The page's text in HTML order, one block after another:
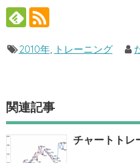
2010年, トレーニング
関連記事
チャートトレ